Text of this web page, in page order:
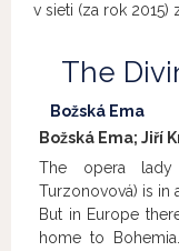
v sieti (za rok 2015)
The
Božská Ema
Božská Ema; Jiří
The opera lady
Turzonovová) is in
But in Europe
home to